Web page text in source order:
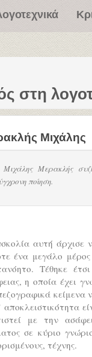
στη
Μιχάλης
Μερακλής
ποίηση.
αυτή άρχισε
ένα μεγάλο
Τέθηκε
η οποία έχει
κείμενα
αποκλειστικότητα
με την
σε κύριο
τέχνης.